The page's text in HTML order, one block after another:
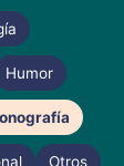
Humor
Otros